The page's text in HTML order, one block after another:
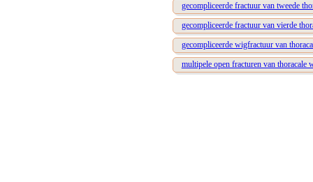
gecompliceerde fractuur van tweede
gecompliceerde fractuur van vierde
gecompliceerde wigfractuur van
multipele open fracturen van thoracale